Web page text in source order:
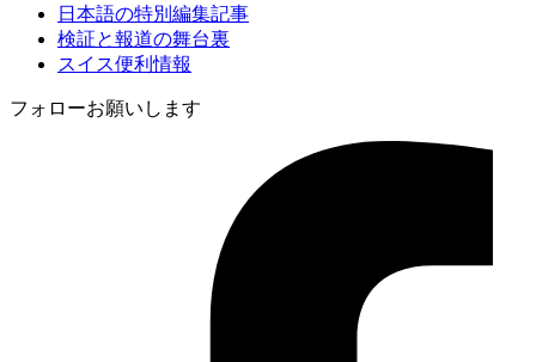
日本語の特別編集記事
検証と報道の舞台裏
スイス便利情報
フォローお願いします